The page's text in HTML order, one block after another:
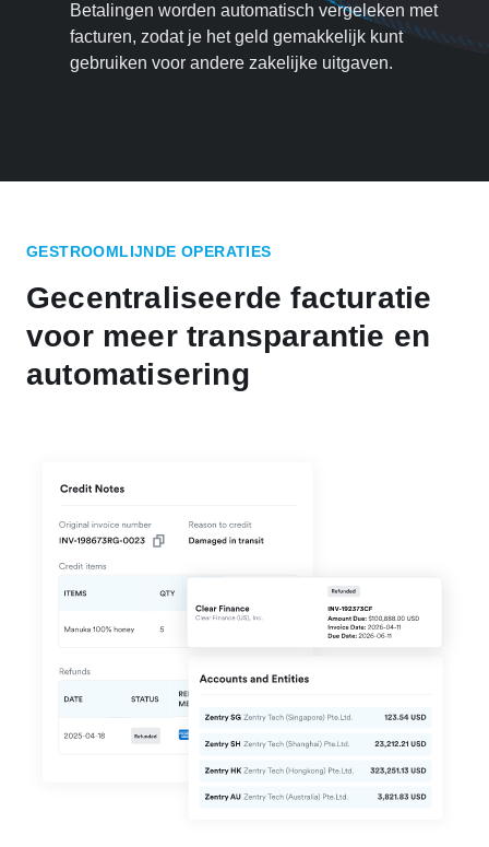
Betalingen worden automatisch vergeleken met
facturen, zodat je het geld gemakkelijk kunt
gebruiken voor andere zakelijke uitgaven.
GESTROOMLIJNDE OPERATIES
Gecentraliseerde facturatie
voor meer transparantie en
automatisering